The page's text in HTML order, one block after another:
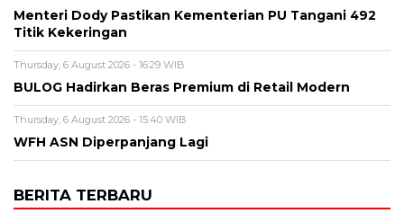
Menteri Dody Pastikan Kementerian PU Tangani 492
Titik Kekeringan
Thursday, 6 August 2026 - 16:29 WIB
BULOG Hadirkan Beras Premium di Retail Modern
Thursday, 6 August 2026 - 15:40 WIB
WFH ASN Diperpanjang Lagi
BERITA TERBARU